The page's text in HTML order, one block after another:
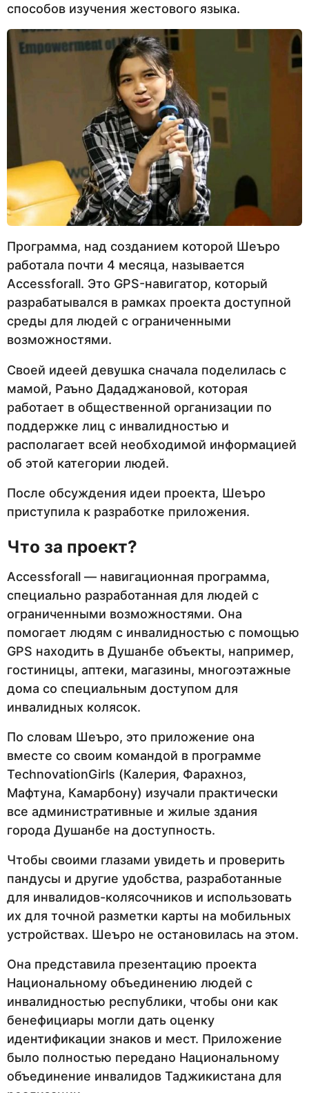
способов изучения жестового языка.
Программа, над созданием которой Шеъро
работала почти 4 месяца, называется
Accessforall. Это GPS-навигатор, который
разрабатывался в рамках проекта доступной
среды для людей с ограниченными
возможностями.
Своей идеей девушка сначала поделилась с
мамой, Раъно Дададжановой, которая
работает в общественной организации по
поддержке лиц с инвалидностью и
располагает всей необходимой информацией
об этой категории людей.
После обсуждения идеи проекта, Шеъро
приступила к разработке приложения.
Что за проект?
Accessforall — навигационная программа,
специально разработанная для людей с
ограниченными возможностями. Она
помогает людям с инвалидностью с помощью
GPS находить в Душанбе объекты, например,
гостиницы, аптеки, магазины, многоэтажные
дома со специальным доступом для
инвалидных колясок.
По словам Шеъро, это приложение она
вместе со своим командой в программе
ТесhnovationGirls (Калерия, Фарахноз,
Мафтуна, Камарбону) изучали практически
все административные и жилые здания
города Душанбе на доступность.
Чтобы своими глазами увидеть и проверить
пандусы и другие удобства, разработанные
для инвалидов-колясочников и использовать
их для точной разметки карты на мобильных
устройствах. Шеъро не остановилась на этом.
Она представила презентацию проекта
Национальному объединению людей с
инвалидностью республики, чтобы они как
бенефициары могли дать оценку
идентификации знаков и мест. Приложение
было полностью передано Национальному
объединение инвалидов Таджикистана для